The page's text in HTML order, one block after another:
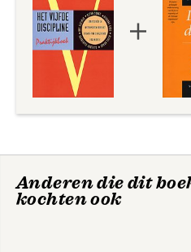
Presence
Anderen die dit
kochten ook